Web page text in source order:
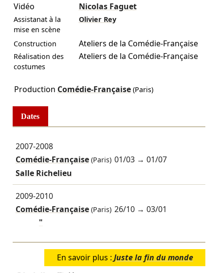
Vidéo
Nicolas Faguet
Assistanat à la
mise en scène
Olivier Rey
Construction Ateliers de la Comédie-Française
Réalisation des
costumes
Ateliers de la Comédie-Française
Production Comédie-Française(Paris)
Dates
2007-2008
Comédie-Française(Paris) 01/03 →01/07
Salle Richelieu
2009-2010
Comédie-Française(Paris) 26/10 →03/01
"
En savoir plus : Juste la fin du monde